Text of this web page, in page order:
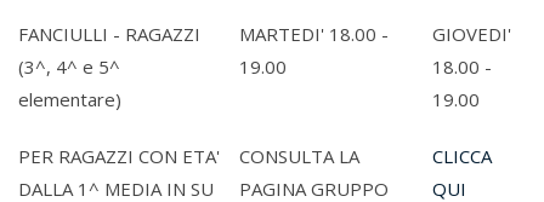
FANCIULLI - RAGAZZI
(3^, 4^ e 5^
elementare)
MARTEDI' 18.00 -
19.00
GIOVEDI'
18.00 -
19.00
PER RAGAZZI CON ETA'
DALLA 1^ MEDIA IN SU
CONSULTA LA
PAGINA GRUPPO
CLICCA
QUI